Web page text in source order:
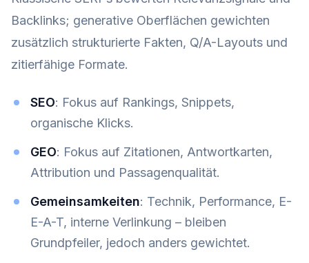
Backlinks; generative Oberflächen gewichten
zusätzlich strukturierte Fakten, Q/A-Layouts und
zitierfähige Formate.
SEO: Fokus auf Rankings, Snippets,
organische Klicks.
GEO: Fokus auf Zitationen, Antwortkarten,
Attribution und Passagenqualität.
Gemeinsamkeiten: Technik, Performance, E-
E-A-T, interne Verlinkung – bleiben
Grundpfeiler, jedoch anders gewichtet.